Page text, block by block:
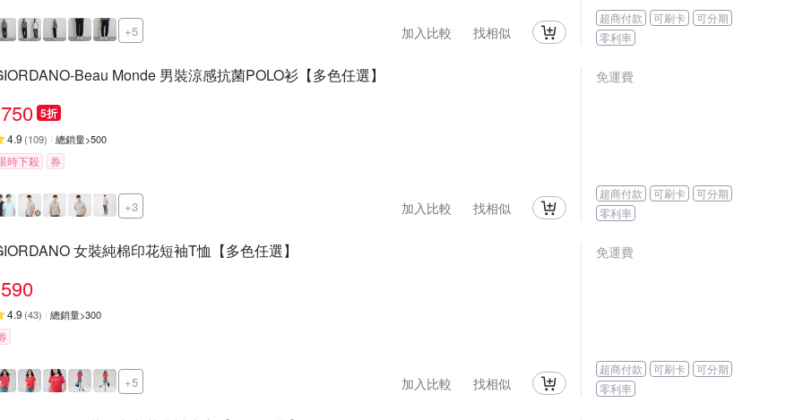
+5 加入比較 找相似
超商付款 可刷卡
可分期
零利率
Beau Monde 男裝涼感抗菌POLO衫【多色任選】
750 5折
4.9 (109) 總銷量>500
時下殺 券
+3 加入比較 找相似
免運費
超商付款 可刷卡
可分期
零利率
女裝純棉印花短袖T恤【多色任選】
590
4.9 (43) 總銷量>300
+5 加入比較 找相似
免運費
超商付款 可刷卡
可分期
零利率